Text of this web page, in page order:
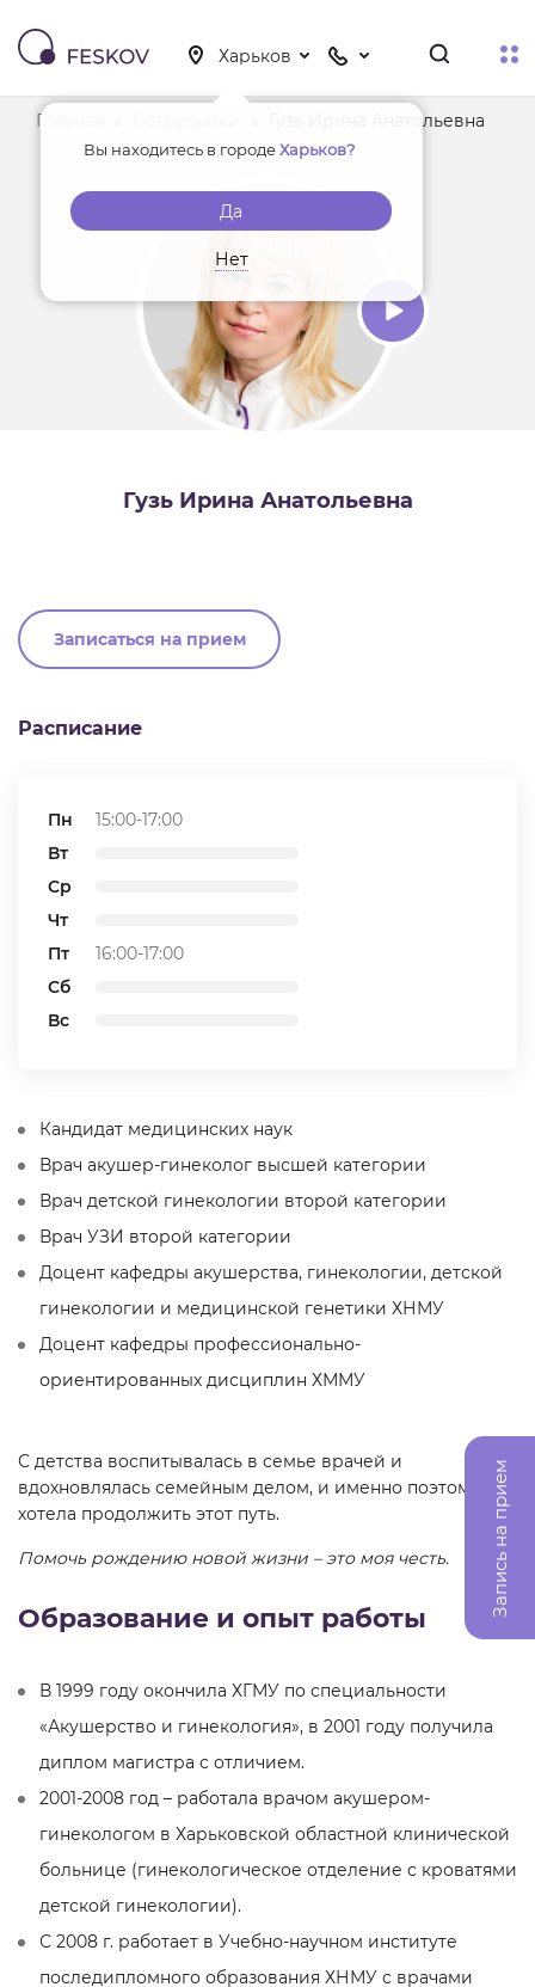
Вы находитесь в городеХарьков?
Да
Нет
Главная Гузь Ирина Анатольевна
Гузь Ирина Анатольевна
Записаться на прием
Кандидат медицинских наук
Врач акушер-гинеколог высшей категории
Врач детской гинекологии второй категории
Врач УЗИ второй категории
Доцент кафедры акушерства, гинекологии, детской
гинекологии и медицинской генетики ХНМУ
Доцент кафедры профессионально-
ориентированных дисциплин ХММУ
С детства воспитывалась в семье врачей и
вдохновлялась семейным делом, и именно поэтому
хотела продолжить этот путь.
Помочь рождению новой жизни – это моя честь.
Образование и опыт работы
В 1999 году окончила ХГМУ по специальности
«Акушерство и гинекология», в 2001 году получила
диплом магистра с отличием.
2001-2008 год – работала врачом акушером-
гинекологом в Харьковской областной клинической
больнице (гинекологическое отделение с кроватями
детской гинекологии).
С 2008 г. работает в Учебно-научном институте
последипломного образования ХНМУ с врачами
Расписание
Пн
15:00-17:00
Вт
Ср
Чт
Пт
16:00-17:00
Сб
Вс
Запись на прием